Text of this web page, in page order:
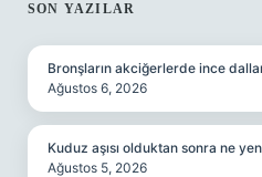
SIDEBAR
SON YAZILAR
Bronşların akciğerlerde ince
Ağustos 6, 2026
Kuduz aşısı olduktan sonra ne
Ağustos 5, 2026